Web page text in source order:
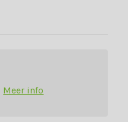
Meer info